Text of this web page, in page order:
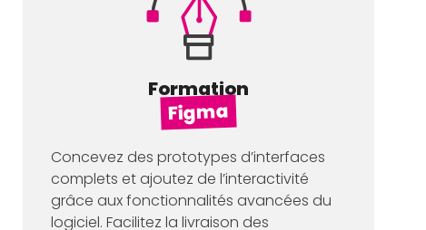
Formation
Figma
Concevez des prototypes d’interfaces
complets et ajoutez de l’interactivité
grâce aux fonctionnalités avancées du
logiciel. Facilitez la livraison des